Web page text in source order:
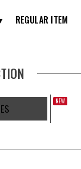
REGULAR ITEM
NEW